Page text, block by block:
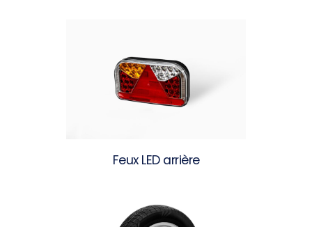
Feux LED arrière